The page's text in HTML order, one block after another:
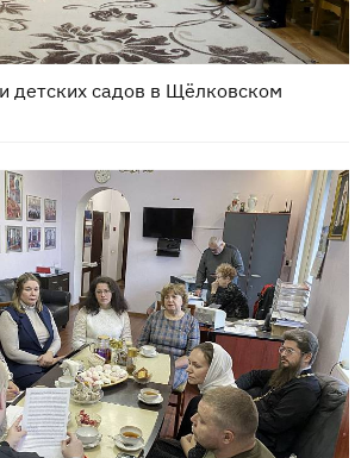
детских садов в Щёлковском